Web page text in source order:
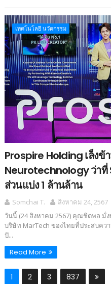
เทคโนโลยี นวัตกรรม
Prospire Holding เล็งข้
Neurotechnology ว่าที่
ส่วนแบ่ง 1 ล้านล้าน
Somchai T.
สิงหาคม 24, 2567
วันนี้ (24 สิงหาคม 2567) คุณชิตพล มั่
บริษัท MarTech ของไทยที่ประสบคว
ปั...
Read More
1 2 3 837